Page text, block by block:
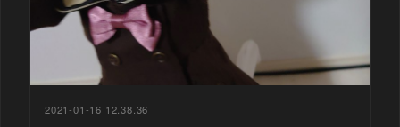
2021-01-16 12.38.36